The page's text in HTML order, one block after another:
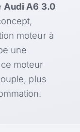
Audi A6 3.0
moteur à
une
moteur
plus